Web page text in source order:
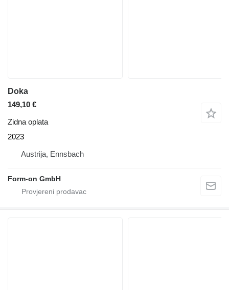
Doka
149,10 €
Zidna oplata
2023
Austrija, Ennsbach
Form-on GmbH